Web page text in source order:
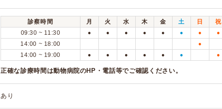
診察時間 月 火 水 木 金 土 日
祝
09:30 ~ 11:30
● ● ● ● ● ● ● ●
14:00 ~ 18:00 ●
14:00 ~ 19:00 ● ● ● ● ● ● ●
正確な診療時間は動物病院のHP・電話等でご確認ください。
あり